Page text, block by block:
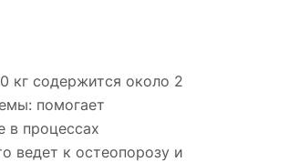
кг содержится около 2
помогает
в процессах
ведет к остеопорозу и